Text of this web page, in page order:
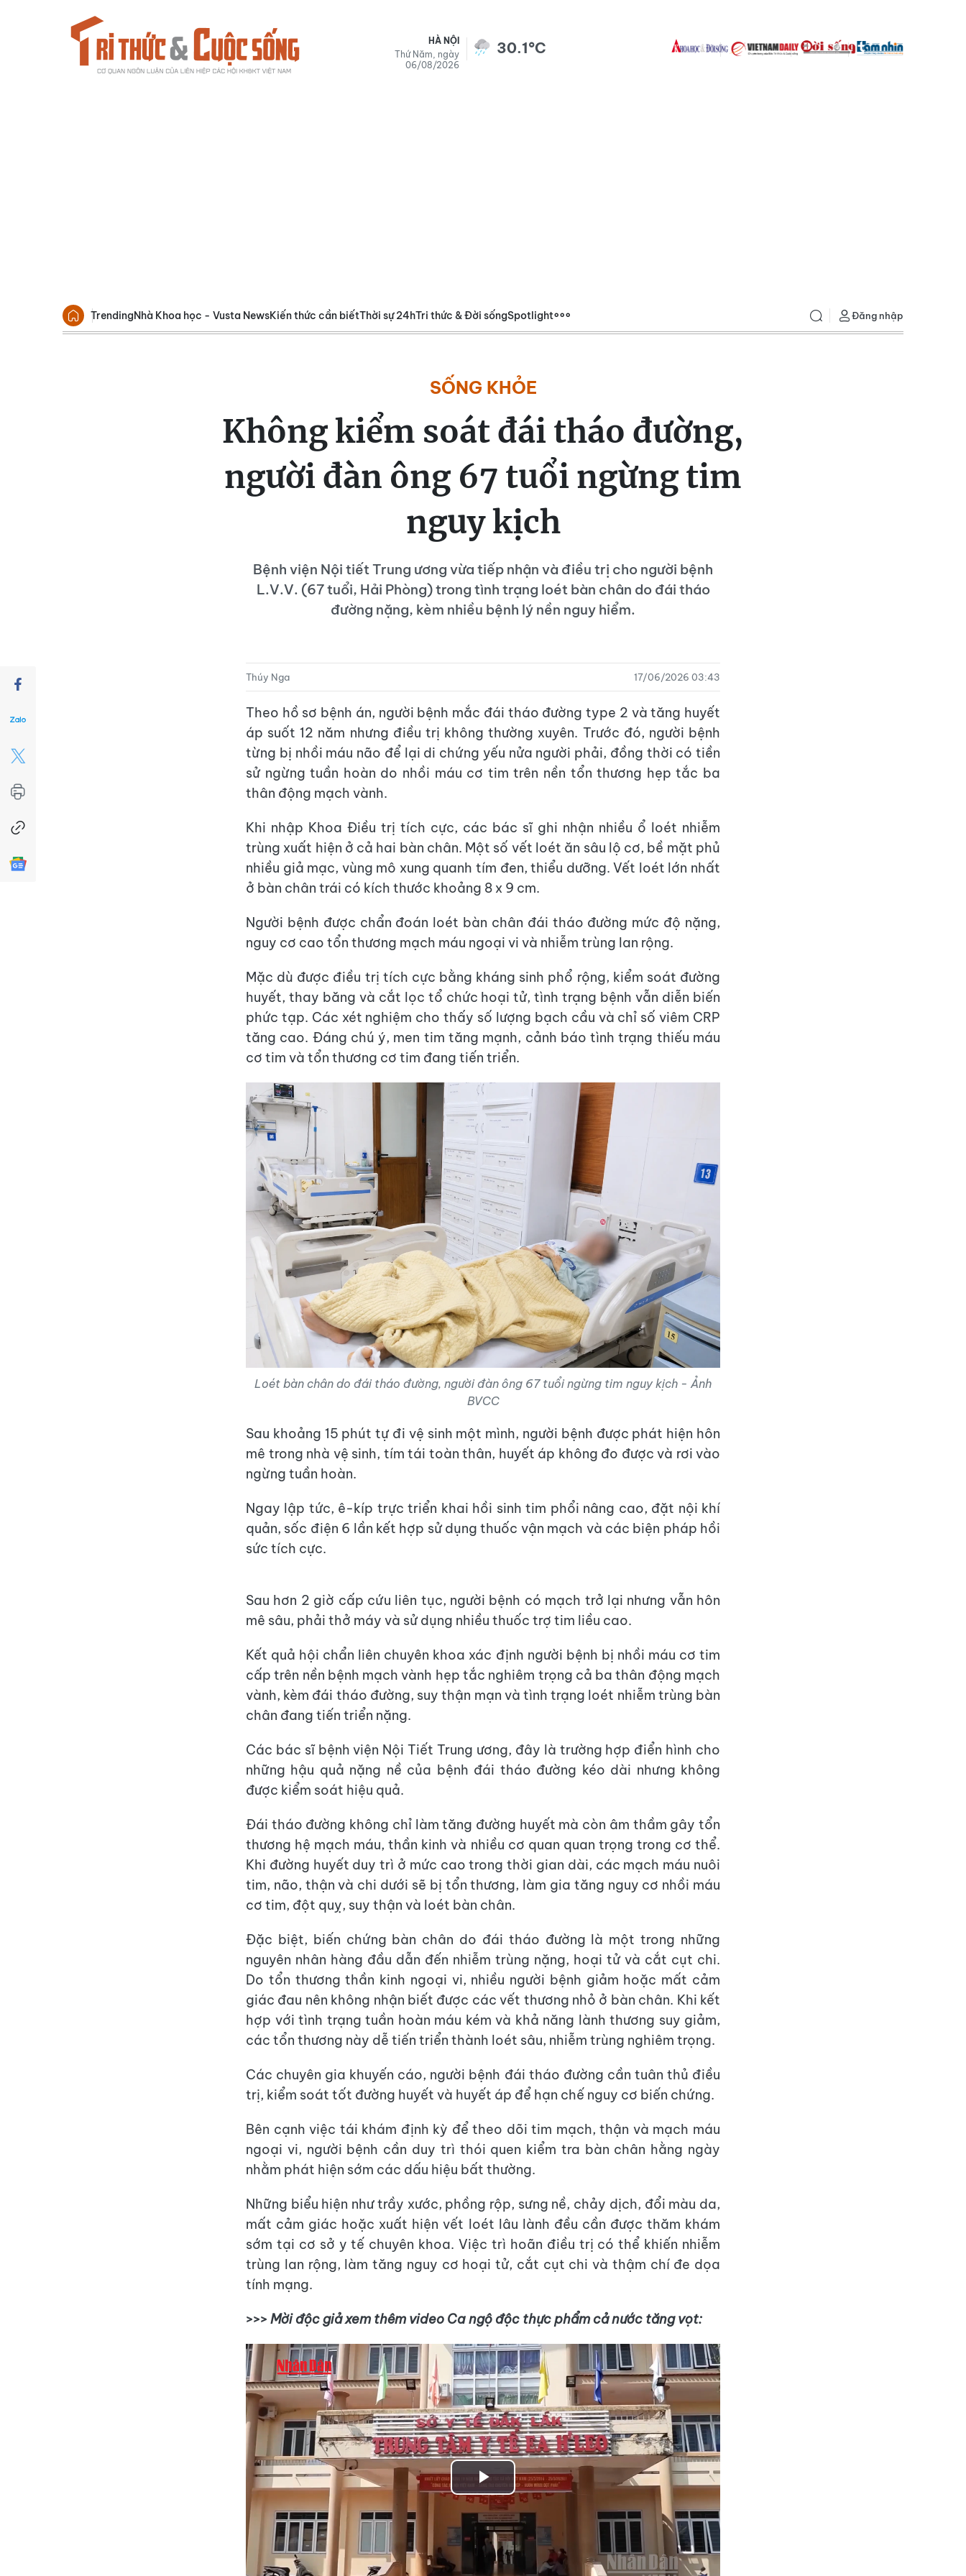
HÀ NỘI
Thứ Năm, ngày
06/08/2026
30.1°C
TrendingNhà Khoa học - Vusta NewsKiến thức cần biếtThời sự 24hTri thức & Đời sốngSpotlight Đăng nhập
SỐNG KHỎE
Không kiểm soát đái tháo đường,
người đàn ông 67 tuổi ngừng tim
nguy kịch
Bệnh viện Nội tiết Trung ương vừa tiếp nhận và điều trị cho người bệnh
L.V.V. (67 tuổi, Hải Phòng) trong tình trạng loét bàn chân do đái tháo
đường nặng, kèm nhiều bệnh lý nền nguy hiểm.
Thúy Nga 17/06/2026 03:43
Theo hồ sơ bệnh án, người bệnh mắc đái tháo đường type 2 và tăng huyết
áp suốt 12 năm nhưng điều trị không thường xuyên. Trước đó, người bệnh
từng bị nhồi máu não để lại di chứng yếu nửa người phải, đồng thời có tiền
sử ngừng tuần hoàn do nhồi máu cơ tim trên nền tổn thương hẹp tắc ba
thân động mạch vành.
Khi nhập Khoa Điều trị tích cực, các bác sĩ ghi nhận nhiều ổ loét nhiễm
trùng xuất hiện ở cả hai bàn chân. Một số vết loét ăn sâu lộ cơ, bề mặt phủ
nhiều giả mạc, vùng mô xung quanh tím đen, thiểu dưỡng. Vết loét lớn nhất
ở bàn chân trái có kích thước khoảng 8 x 9 cm.
Người bệnh được chẩn đoán loét bàn chân đái tháo đường mức độ nặng,
nguy cơ cao tổn thương mạch máu ngoại vi và nhiễm trùng lan rộng.
Mặc dù được điều trị tích cực bằng kháng sinh phổ rộng, kiểm soát đường
huyết, thay băng và cắt lọc tổ chức hoại tử, tình trạng bệnh vẫn diễn biến
phức tạp. Các xét nghiệm cho thấy số lượng bạch cầu và chỉ số viêm CRP
tăng cao. Đáng chú ý, men tim tăng mạnh, cảnh báo tình trạng thiếu máu
cơ tim và tổn thương cơ tim đang tiến triển.
Loét bàn chân do đái tháo đường, người đàn ông 67 tuổi ngừng tim nguy kịch - Ảnh
BVCC
Sau khoảng 15 phút tự đi vệ sinh một mình, người bệnh được phát hiện hôn
mê trong nhà vệ sinh, tím tái toàn thân, huyết áp không đo được và rơi vào
ngừng tuần hoàn.
Ngay lập tức, ê-kíp trực triển khai hồi sinh tim phổi nâng cao, đặt nội khí
quản, sốc điện 6 lần kết hợp sử dụng thuốc vận mạch và các biện pháp hồi
sức tích cực.
Sau hơn 2 giờ cấp cứu liên tục, người bệnh có mạch trở lại nhưng vẫn hôn
mê sâu, phải thở máy và sử dụng nhiều thuốc trợ tim liều cao.
Kết quả hội chẩn liên chuyên khoa xác định người bệnh bị nhồi máu cơ tim
cấp trên nền bệnh mạch vành hẹp tắc nghiêm trọng cả ba thân động mạch
vành, kèm đái tháo đường, suy thận mạn và tình trạng loét nhiễm trùng bàn
chân đang tiến triển nặng.
Các bác sĩ bệnh viện Nội Tiết Trung ương, đây là trường hợp điển hình cho
những hậu quả nặng nề của bệnh đái tháo đường kéo dài nhưng không
được kiểm soát hiệu quả.
Đái tháo đường không chỉ làm tăng đường huyết mà còn âm thầm gây tổn
thương hệ mạch máu, thần kinh và nhiều cơ quan quan trọng trong cơ thể.
Khi đường huyết duy trì ở mức cao trong thời gian dài, các mạch máu nuôi
tim, não, thận và chi dưới sẽ bị tổn thương, làm gia tăng nguy cơ nhồi máu
cơ tim, đột quỵ, suy thận và loét bàn chân.
Đặc biệt, biến chứng bàn chân do đái tháo đường là một trong những
nguyên nhân hàng đầu dẫn đến nhiễm trùng nặng, hoại tử và cắt cụt chi.
Do tổn thương thần kinh ngoại vi, nhiều người bệnh giảm hoặc mất cảm
giác đau nên không nhận biết được các vết thương nhỏ ở bàn chân. Khi kết
hợp với tình trạng tuần hoàn máu kém và khả năng lành thương suy giảm,
các tổn thương này dễ tiến triển thành loét sâu, nhiễm trùng nghiêm trọng.
Các chuyên gia khuyến cáo, người bệnh đái tháo đường cần tuân thủ điều
trị, kiểm soát tốt đường huyết và huyết áp để hạn chế nguy cơ biến chứng.
Bên cạnh việc tái khám định kỳ để theo dõi tim mạch, thận và mạch máu
ngoại vi, người bệnh cần duy trì thói quen kiểm tra bàn chân hằng ngày
nhằm phát hiện sớm các dấu hiệu bất thường.
Những biểu hiện như trầy xước, phồng rộp, sưng nề, chảy dịch, đổi màu da,
mất cảm giác hoặc xuất hiện vết loét lâu lành đều cần được thăm khám
sớm tại cơ sở y tế chuyên khoa. Việc trì hoãn điều trị có thể khiến nhiễm
trùng lan rộng, làm tăng nguy cơ hoại tử, cắt cụt chi và thậm chí đe dọa
tính mạng.
>>> Mời độc giả xem thêm video Ca ngộ độc thực phẩm cả nước tăng vọt:
Play
Video